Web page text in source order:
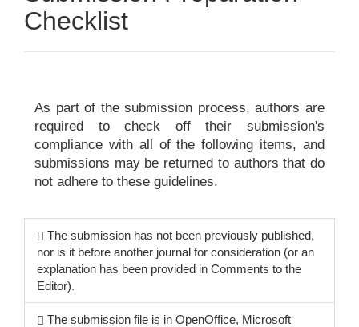
Checklist
As part of the submission process, authors are
required to check off their submission's
compliance with all of the following items, and
submissions may be returned to authors that do
not adhere to these guidelines.
The submission has not been previously published,
nor is it before another journal for consideration (or an
explanation has been provided in Comments to the
Editor).
The submission file is in OpenOffice, Microsoft